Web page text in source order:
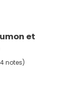
et
notes)